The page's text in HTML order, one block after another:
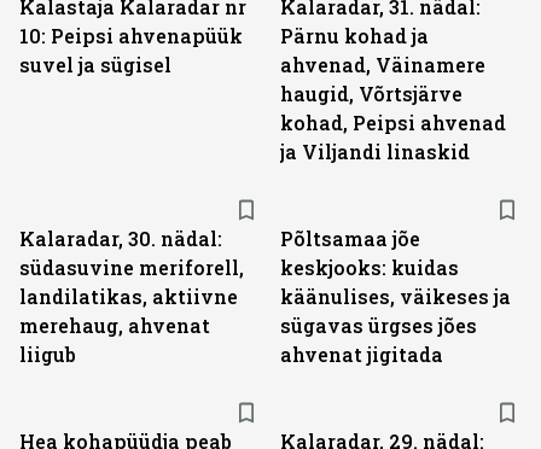
Kalastaja Kalaradar nr
10: Peipsi ahvenapüük
suvel ja sügisel
Kalaradar, 31. nädal:
Pärnu kohad ja
ahvenad, Väinamere
haugid, Võrtsjärve
kohad, Peipsi ahvenad
ja Viljandi linaskid
Kalaradar, 30. nädal:
südasuvine meriforell,
landilatikas, aktiivne
merehaug, ahvenat
liigub
Põltsamaa jõe
keskjooks: kuidas
käänulises, väikeses ja
sügavas ürgses jões
ahvenat jigitada
Hea kohapüüdja peab Kalaradar, 29. nädal: